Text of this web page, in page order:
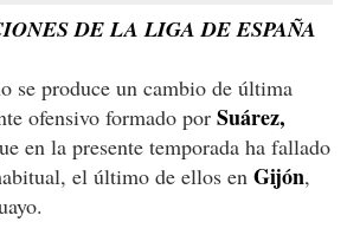
DE LA LIGA DE ESPAÑA
se produce un cambio de última
ofensivo formado por Suárez,
en la presente temporada ha fallado
el último de ellos en Gijón,